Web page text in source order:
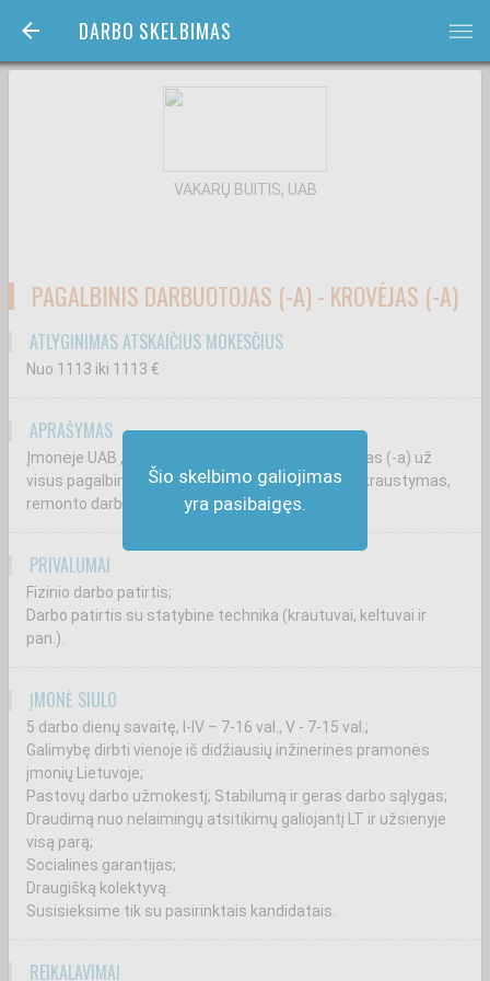
DARBO SKELBIMAS bars
Šio skelbimo galiojimas
yra pasibaigęs.
VAKARŲ BUITIS, UAB
PAGALBINIS DARBUOTOJAS (-A) - KROVĖJAS (-A)
ATLYGINIMAS ATSKAIČIUS MOKESČIUS
Nuo 1113 iki 1113 €
APRAŠYMAS
Įmonėje UAB „Vakarų buitis" Jūs būsite atsakingas (-a) už
visus pagalbinius darbus (žolės pjovimas, baldų kraustymas,
remonto darbai bei kt.).
PRIVALUMAI
Fizinio darbo patirtis;
Darbo patirtis su statybine technika (krautuvai, keltuvai ir
pan.).
ĮMONĖ SIŪLO
5 darbo dienų savaitę, I-IV – 7-16 val., V - 7-15 val.;
Galimybę dirbti vienoje iš didžiausių inžinerinės pramonės
įmonių Lietuvoje;
Pastovų darbo užmokestį; Stabilumą ir geras darbo sąlygas;
Draudimą nuo nelaimingų atsitikimų galiojantį LT ir užsienyje
visą parą;
Socialines garantijas;
Draugišką kolektyvą.
Susisieksime tik su pasirinktais kandidatais.
REIKALAVIMAI